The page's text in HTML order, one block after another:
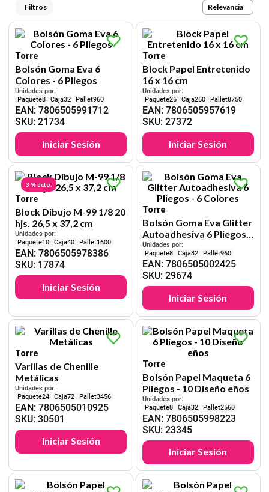
10. lapiz
Relevancia
Torre
Bolsón Goma Eva 6
Colores - 6 Pliegos
Unidades por:
8
32 960
EAN:7806505991712
SKU:21734
Iniciar Sesión
Torre
Block Papel Entretenido
16 x 16 cm
Unidades por:
25
250 8750
EAN: 7806505957619
SKU: 27372
Iniciar Sesión
3 %dcto.
Torre
Block Dibujo M-99 1/8 20
hjs. 26,5 x 37,2 cm
Unidades por:
10
40 1600
EAN:7806505978386
SKU: 17874
Iniciar Sesión
Torre
Bolsón Goma Eva Glitter
Autoadhesiva 6 Pliegos -
6 Colores
Unidades por:
8
32 960
EAN: 7806505002425
SKU: 29674
Iniciar Sesión
Torre
Varillas de Chenille
Metálicas
Unidades por:
24
72 3456
EAN:7806505010925
SKU:30501
Iniciar Sesión
Torre
Bolsón Papel Maqueta 6
Pliegos - 10 Diseño eños
Unidades por:
8
32 2560
EAN: 7806505998223
SKU: 23345
Iniciar Sesión